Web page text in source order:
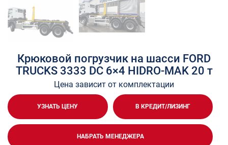
Крюковой погрузчик на шасси FORD
TRUCKS 3333 DC 6×4 HIDRO-MAK 20 т
Цена зависит от комплектации
УЗНАТЬ ЦЕНУ В КРЕДИТ/ЛИЗИНГ
НАБРАТЬ МЕНЕДЖЕРА